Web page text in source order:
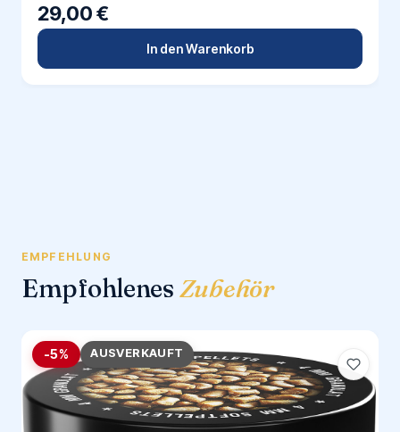
29,00 €
In den Warenkorb
EMPFEHLUNG
Empfohlenes Zubehör
-5% AUSVERKAUFT